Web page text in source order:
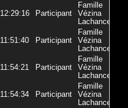
12:29:16 Participant
Famille
Vézina
Lachance
11:51:40 Participant
Famille
Vézina
Lachance
11:54:21 Participant
Famille
Vézina
Lachance
11:54:34 Participant
Famille
Vézina
Lachance